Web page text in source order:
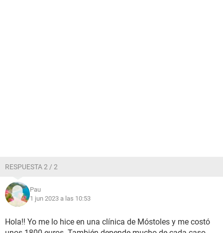
RESPUESTA 2 / 2
Pau
1 jun 2023 a las 10:53
Hola!! Yo me lo hice en una clínica de Móstoles y me costó